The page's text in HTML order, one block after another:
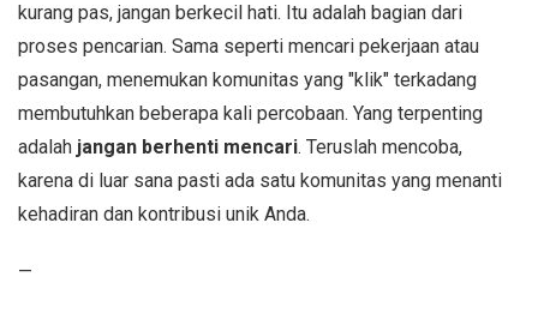
kurang pas, jangan berkecil hati. Itu adalah bagian dari
proses pencarian. Sama seperti mencari pekerjaan atau
pasangan, menemukan komunitas yang "klik" terkadang
membutuhkan beberapa kali percobaan. Yang terpenting
adalah jangan berhenti mencari. Teruslah mencoba,
karena di luar sana pasti ada satu komunitas yang menanti
kehadiran dan kontribusi unik Anda.
—